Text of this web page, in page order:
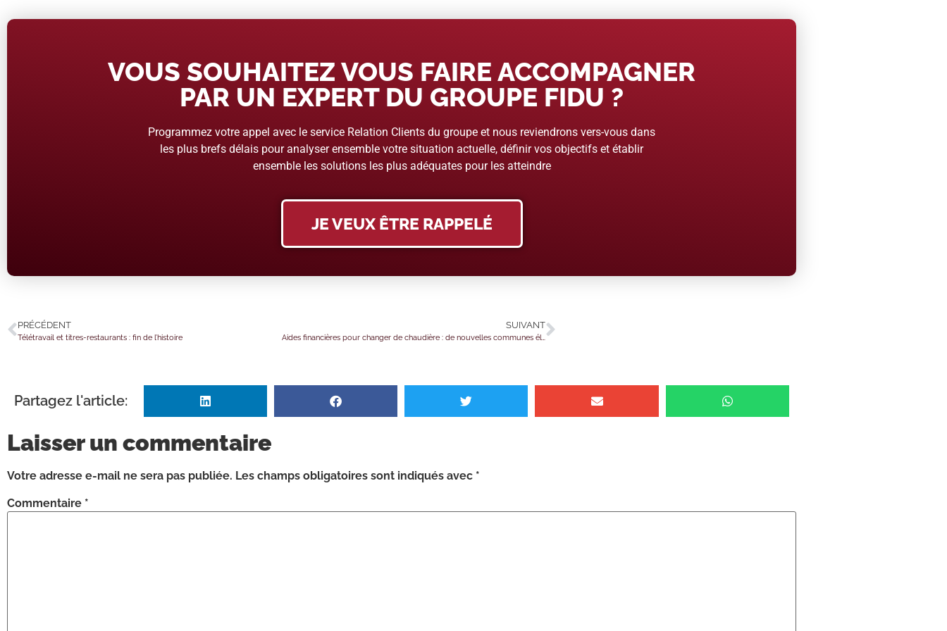
VOUS SOUHAITEZ VOUS FAIRE ACCOMPAGNER
PAR UN EXPERT DU GROUPE FIDU ?
Programmez votre appel avec le service Relation Clients du groupe et nous reviendrons vers-vous dans
les plus brefs délais pour analyser ensemble votre situation actuelle, définir vos objectifs et établir
ensemble les solutions les plus adéquates pour les atteindre
JE VEUX ÊTRE RAPPELÉ
PRÉCÉDENT
Télétravail et titres-restaurants : fin de l’histoire
SUIVANT
Partagez l'article:
Laisser un commentaire
Votre adresse e-mail ne sera pas publiée. Les champs obligatoires sont indiqués avec *
Commentaire *